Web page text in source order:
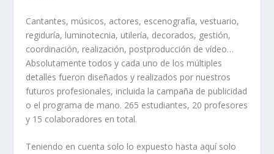
Cantantes, músicos, actores, escenografía, vestuario,
regiduría, luminotecnia, utilería, decorados, gestión,
coordinación, realización, postproducción de vídeo…
Absolutamente todos y cada uno de los múltiples
detalles fueron diseñados y realizados por nuestros
futuros profesionales, incluida la campaña de publicidad
o el programa de mano. 265 estudiantes, 20 profesores
y 15 colaboradores en total.
Teniendo en cuenta solo lo expuesto hasta aquí solo